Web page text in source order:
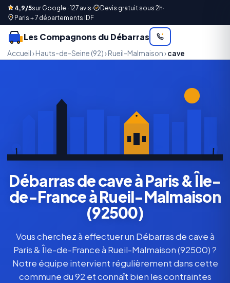
4,9/5sur Google · 127 avis· Devis gratuit sous 2h·
Paris + 7 départements IDF
Les Compagnons du Débarras
Accueil› Hauts-de-Seine (92)› Rueil-Malmaison› cave
Débarras de cave à Paris & Île-
de-France à Rueil-Malmaison
(92500)
Vous cherchez à effectuer un Débarras de cave à
Paris & Île-de-France à Rueil-Malmaison (92500) ?
Notre équipe intervient régulièrement dans cette
commune du 92 et connaît bien les contraintes